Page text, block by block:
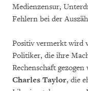
Medienzensur,
Fehlern bei der
Positiv vermerkt wird
Politiker, die ihre
Rechenschaft
Charles Taylor, die